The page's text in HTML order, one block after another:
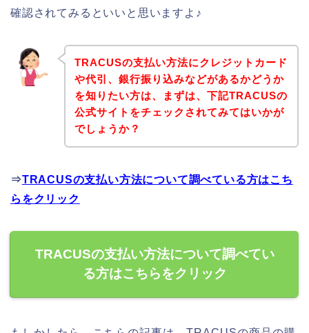
確認されてみるといいと思いますよ♪
TRACUSの支払い方法にクレジットカード
や代引、銀行振り込みなどがあるかどうか
を知りたい方は、まずは、下記TRACUSの
公式サイトをチェックされてみてはいかが
でしょうか？
⇒TRACUSの支払い方法について調べている方はこち
らをクリック
TRACUSの支払い方法について調べてい
る方はこちらをクリック